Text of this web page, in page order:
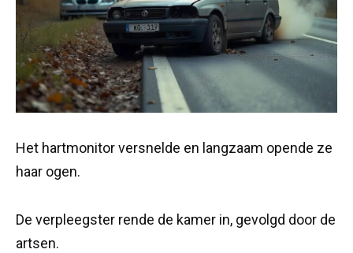
Het hartmonitor versnelde en langzaam opende ze
haar ogen.
De verpleegster rende de kamer in, gevolgd door de
artsen.